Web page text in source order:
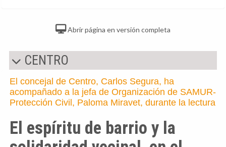
Abrir página en versión completa
CENTRO
El concejal de Centro, Carlos Segura, ha
acompañado a la jefa de Organización de SAMUR-
Protección Civil, Paloma Miravet, durante la lectura
El espíritu de barrio y la